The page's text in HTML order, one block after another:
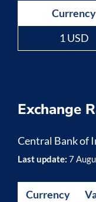
Currency
1 USD
Exchange
Central Bank of
Last update: 7
Currency